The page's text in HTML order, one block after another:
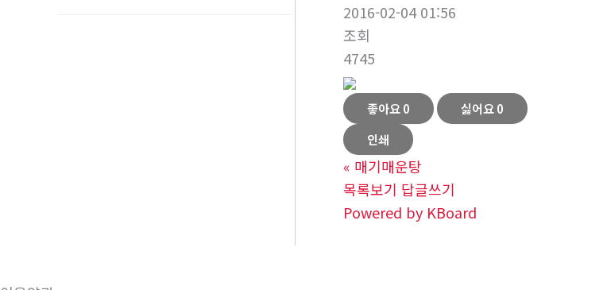
2016-02-04 01:56
조회
4745
좋아요0 싫어요0
인쇄
« 매기매운탕
목록보기 답글쓰기
Powered by KBoard